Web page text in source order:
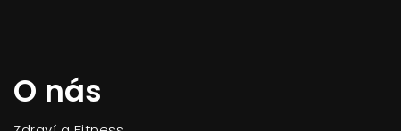
O nás